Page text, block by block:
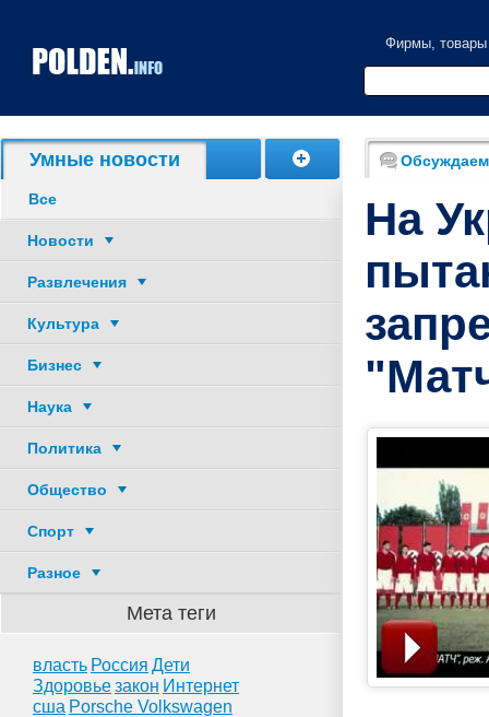
Фирмы, товары
Умные новости
Все
Новости
Развлечения
Культура
Бизнес
Наука
Политика
Общество
Спорт
Разное
Мета теги
власть Россия Дети
Здоровьезакон Интернет
сша Porsche Volkswagen
Обсуждаем
На